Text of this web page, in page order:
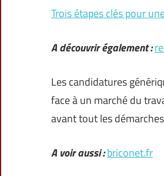
Trois étapes clés pour
A découvrir également :
Les candidatures
face à un marché du
avant tout les
A voir aussi :briconet.fr